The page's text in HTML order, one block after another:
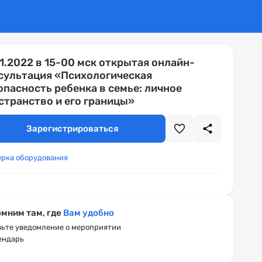
в 15-00 мск открытая онлайн-
«Психологическая
ребенка в семье: личное
и его границы»
Зарегистрироваться
оборудования
там, где Вам удобно
уведомление о мероприятии